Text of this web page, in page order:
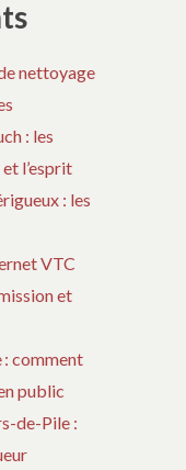
nettoyage
: les
l’esprit
: les
VTC
et
comment
public
de-Pile :